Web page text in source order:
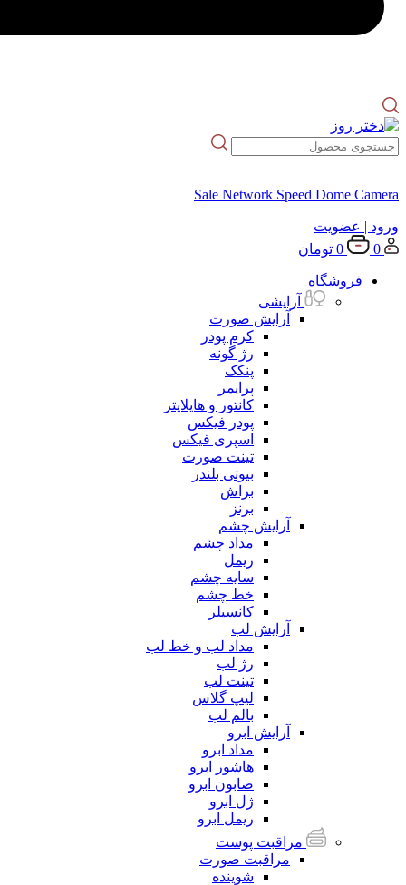
Sale Network Speed Dome Camera
ورود | عضویت
0
0 تومان
فروشگاه
آرایشی
آرایش صورت
کرم پودر
رژ گونه
پنکک
پرایمر
کانتور و هایلایتر
پودر فیکس
اسپری فیکس
تینت صورت
بیوتی بلندر
براش
برنز
آرایش چشم
مداد چشم
ریمل
سایه چشم
خط چشم
کانسیلر
آرایش لب
مداد لب و خط لب
رژ لب
تینت لب
لیپ گلاس
بالم لب
آرایش ابرو
مداد ابرو
هاشور ابرو
صابون ابرو
ژل ابرو
ریمل ابرو
مراقبت پوست
مراقبت صورت
شوینده